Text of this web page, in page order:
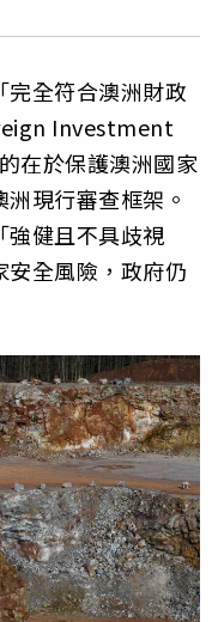
全符合澳洲財政
Investment
在於保護澳洲國家
現行審查框架。
強健且不具歧視
全風險，政府仍